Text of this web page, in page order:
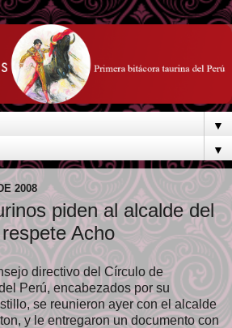
▼
▼
2008
piden al alcalde del
Acho
directivo del Círculo de
Perú, encabezados por su
se reunieron ayer con el alcalde
y le entregaron un documento con